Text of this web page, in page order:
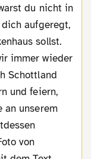
aufgeregt,
sollst.
immer wieder
Schottland
und feiern,
an unserem
von